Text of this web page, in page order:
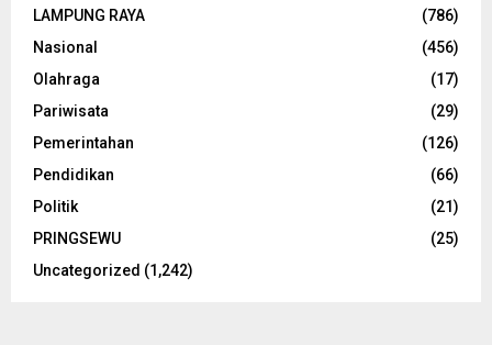
LAMPUNG RAYA
(786)
Nasional
(456)
Olahraga
(17)
Pariwisata
(29)
Pemerintahan
(126)
Pendidikan
(66)
Politik
(21)
PRINGSEWU
(25)
Uncategorized (1,242)